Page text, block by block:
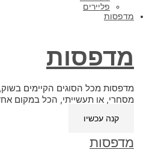
פליירים
מדפסות
מדפסות
מדפסות מכל הסוגים הקיימים
מסחרי, או תעשייתי, הכל במקום
קנה עכשיו
מדפסות